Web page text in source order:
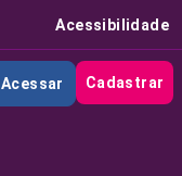
Acessibilidade
Acessar Cadastrar